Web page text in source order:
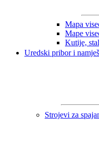
Mapa
Mape
Kutije,
Uredski pribor i
Strojevi za